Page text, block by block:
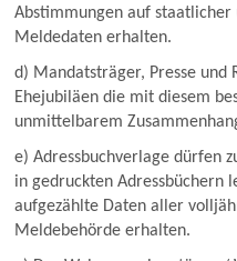
Abstimmungen auf staatlicher
Meldedaten erhalten.
d) Mandatsträger, Presse und
Ehejubiläen die mit diesem
unmittelbarem
e) Adressbuchverlage dürfen
in gedruckten Adressbüchern
aufgezählte Daten aller
Meldebehörde erhalten.